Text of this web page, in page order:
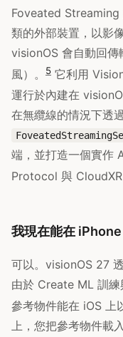
Foveated
類的外部裝置，以影
visionOS 會自動回傳
風）。
5 它利用
運行於內建在
在無纜線的情況下透
端，並打造一個實作
Protocol 與 CloudXR
我現在能在
可以。visionOS 27
由於 Create ML 訓
參考物件能在 iOS 上
上，您把參考物件載